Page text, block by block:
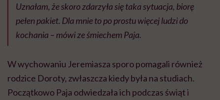
Uznałam, że skoro zdarzyła się taka sytuacja, biorę
pełen pakiet. Dla mnie to po prostu więcej ludzi do
kochania – mówi ze śmiechem Paja.
W wychowaniu Jeremiasza sporo pomagali również
rodzice Doroty, zwłaszcza kiedy była na studiach.
Początkowo Paja odwiedzała ich podczas świąt i